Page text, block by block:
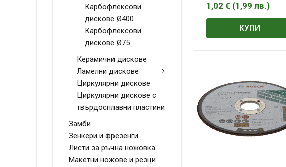
Карбофлексови
дискове Ø400
Карбофлексови
дискове Ø75
Керамични дискове
Ламелни дискове
Циркулярни дискове
Циркулярни дискове с
твърдосплавни пластини
Замби
Зенкери и фрезенги
Листи за ръчна ножовка
Макетни ножове и резци
1,02 € (1,99 лв.)
КУПИ